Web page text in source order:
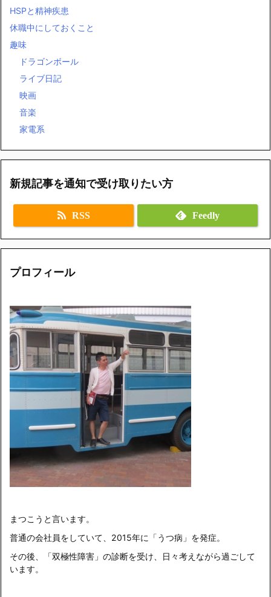
HSPと精神疾患
休職中にしておくこと
趣味
ドラゴンボール
ライブ日記
映画
音楽
家電系
新規記事を通知で受け取りたい方
RSS Feedly
プロフィール
まつこうと言います。
普通の会社員をしていて、2015年に「うつ病」を発症。
その後、「双極性障害」の診断を受け、日々考えながら過ごして
います。